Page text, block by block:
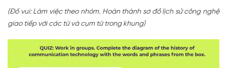
(Đố vui: Làm việc theo nhóm. Hoàn thành sơ đồ lịch sử công nghệ
giao tiếp với các từ và cụm từ trong khung)